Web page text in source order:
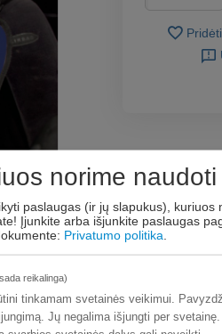
norime naudoti
paslaugas (ir jų slapukus), kuriuos
Įjunkite arba išjunkite paslaugas
Privatumo politika
reikalinga)
tinkamam svetainės veikimui.
Jų negalima išjungti per